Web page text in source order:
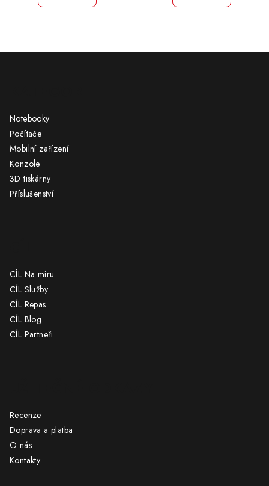
Notebooky
Počítače
Mobilní zařízení
Konzole
3D tiskárny
Příslušenství
CÍL Na míru
CÍL Služby
CÍL Repas
CÍL Blog
CÍL Partneři
Recenze
Doprava a platba
O nás
Kontakty